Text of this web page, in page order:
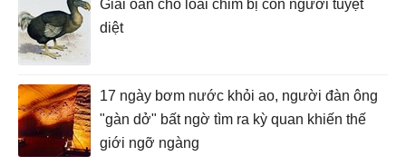
Giải oan cho loài chim bị con người tuyệt
diệt
17 ngày bơm nước khỏi ao, người đàn ông
"gàn dở" bất ngờ tìm ra kỳ quan khiến thế
giới ngỡ ngàng